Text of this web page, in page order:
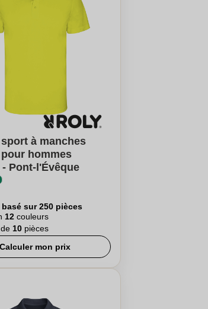
à manches
hommes
- Pont-l'Évêque
basé sur 250 pièces
12couleurs
10pièces
Calculer mon prix